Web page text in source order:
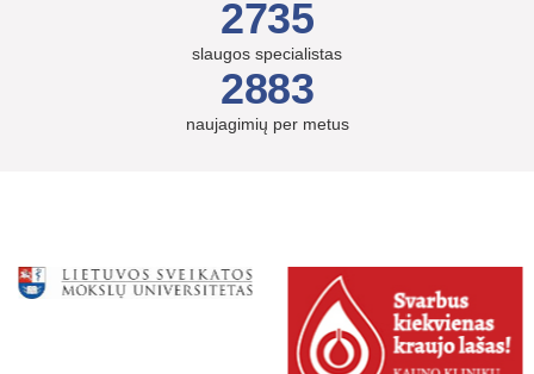
2735
slaugos specialistas
2883
naujagimių per metus